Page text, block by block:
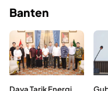
Banten
Daya Tarik Energi